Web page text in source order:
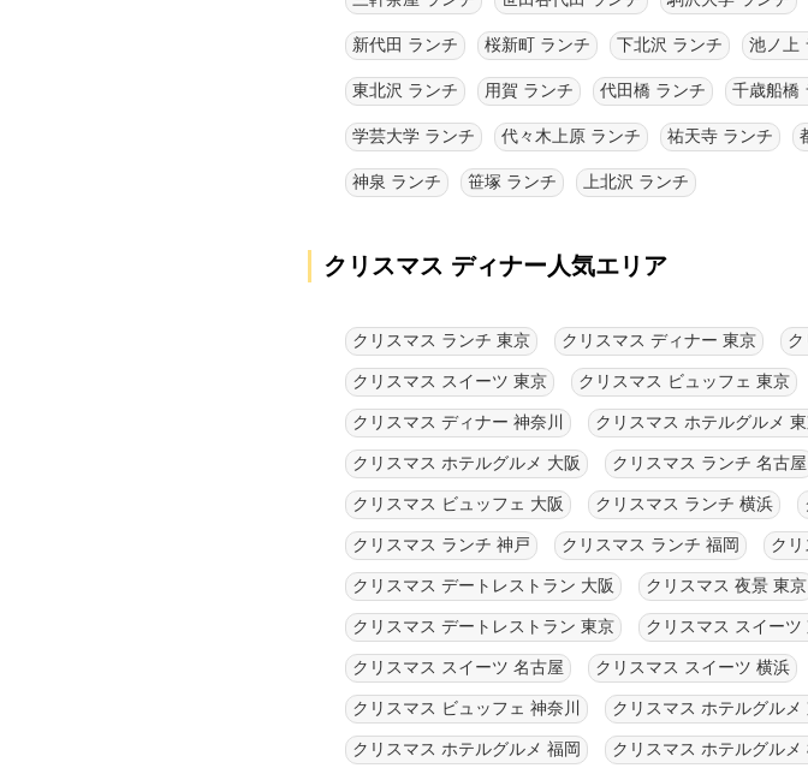
新代田 ランチ 桜新町 ランチ 下北沢 ランチ 池ノ上
東北沢 ランチ 用賀 ランチ 代田橋 ランチ 千歳船橋
学芸大学 ランチ 代々木上原 ランチ 祐天寺 ランチ
神泉 ランチ 笹塚 ランチ 上北沢 ランチ
クリスマス ディナー人気エリア
クリスマス ランチ 東京 クリスマス ディナー 東京
クリスマス スイーツ 東京 クリスマス ビュッフェ 東京
クリスマス ディナー 神奈川 クリスマス ホテルグルメ
クリスマス ホテルグルメ 大阪 クリスマス ランチ 名古屋
クリスマス ビュッフェ 大阪 クリスマス ランチ 横浜
クリスマス ランチ 神戸 クリスマス ランチ 福岡 ク
クリスマス デートレストラン 大阪 クリスマス 夜景 東京
クリスマス デートレストラン 東京 クリスマス スイーツ
クリスマス スイーツ 名古屋 クリスマス スイーツ 横浜
クリスマス ビュッフェ 神奈川 クリスマス ホテルグルメ
クリスマス ホテルグルメ 福岡 クリスマス ホテルグルメ